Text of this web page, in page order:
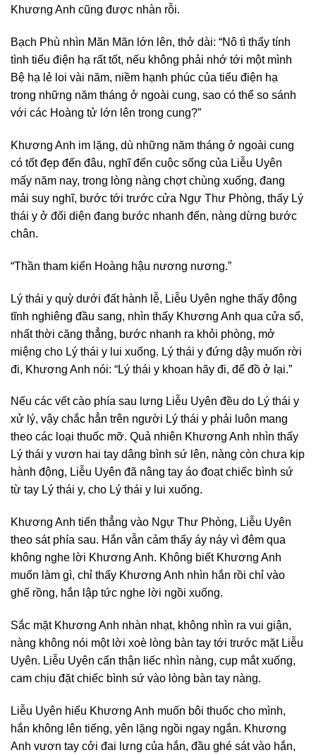
Khương Anh cũng được nhàn rỗi.
Bạch Phù nhìn Mãn Mãn lớn lên, thở dài: “Nô tì thấy tính
tình tiểu điện hạ rất tốt, nếu không phải nhớ tới một mình
Bệ hạ lẻ loi vài năm, niềm hạnh phúc của tiểu điện hạ
trong những năm tháng ở ngoài cung, sao có thể so sánh
với các Hoàng tử lớn lên trong cung?”
Khương Anh im lặng, dù những năm tháng ở ngoài cung
có tốt đẹp đến đâu, nghĩ đến cuộc sống của Liễu Uyên
mấy năm nay, trong lòng nàng chợt chùng xuống, đang
mải suy nghĩ, bước tới trước cửa Ngự Thư Phòng, thấy Lý
thái y ở đối diện đang bước nhanh đến, nàng dừng bước
chân.
“Thần tham kiến Hoàng hậu nương nương.”
Lý thái y quỳ dưới đất hành lễ, Liễu Uyên nghe thấy động
tĩnh nghiêng đầu sang, nhìn thấy Khương Anh qua cửa sổ,
nhất thời căng thẳng, bước nhanh ra khỏi phòng, mở
miệng cho Lý thái y lui xuống. Lý thái y đứng dậy muốn rời
đi, Khương Anh nói: “Lý thái y khoan hãy đi, để đồ ở lại.”
Nếu các vết cào phía sau lưng Liễu Uyên đều do Lý thái y
xử lý, vậy chắc hẳn trên người Lý thái y phải luôn mang
theo các loại thuốc mỡ. Quả nhiên Khương Anh nhìn thấy
Lý thái y vươn hai tay dâng bình sứ lên, nàng còn chưa kịp
hành động, Liễu Uyên đã nâng tay áo đoạt chiếc bình sứ
từ tay Lý thái y, cho Lý thái y lui xuống.
Khương Anh tiến thẳng vào Ngự Thư Phòng, Liễu Uyên
theo sát phía sau. Hắn vẫn cảm thấy áy náy vì đêm qua
không nghe lời Khương Anh. Không biết Khương Anh
muốn làm gì, chỉ thấy Khương Anh nhìn hắn rồi chỉ vào
ghế rồng, hắn lập tức nghe lời ngồi xuống.
Sắc mặt Khương Anh nhàn nhạt, không nhìn ra vui giận,
nàng không nói một lời xoè lòng bàn tay tới trước mặt Liễu
Uyên. Liễu Uyên cẩn thận liếc nhìn nàng, cụp mắt xuống,
cam chịu đặt chiếc bình sứ vào lòng bàn tay nàng.
Liễu Uyên hiểu Khương Anh muốn bôi thuốc cho mình,
hắn không lên tiếng, yên lặng ngồi ngay ngắn. Khương
Anh vươn tay cởi đai lưng của hắn, đầu ghé sát vào hắn,